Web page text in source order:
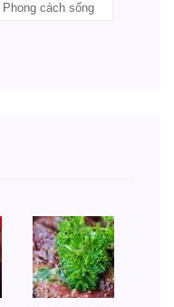
Phong cách sống